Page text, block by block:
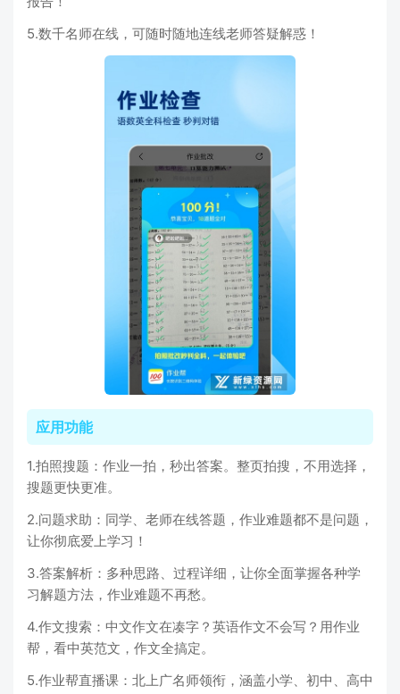
5.数千名师在线，可随时随地连线老师答疑解惑！
应用功能
1.拍照搜题：作业一拍，秒出答案。整页拍搜，不用选择，
搜题更快更准。
2.问题求助：同学、老师在线答题，作业难题都不是问题，
让你彻底爱上学习！
3.答案解析：多种思路、过程详细，让你全面掌握各种学
习解题方法，作业难题不再愁。
4.作文搜索：中文作文在凑字？英语作文不会写？用作业
帮，看中英范文，作文全搞定。
5.作业帮直播课：北上广名师领衔，涵盖小学、初中、高中